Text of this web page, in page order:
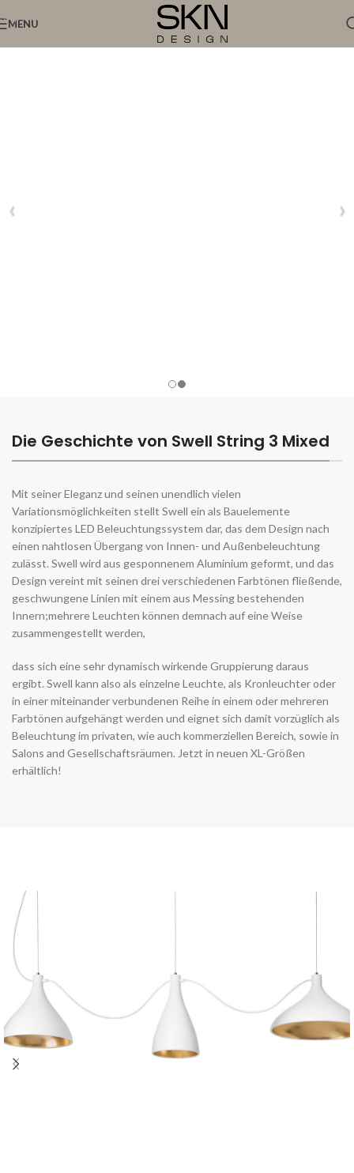
Skip to navigation
Skip to main content
MENU
Die Geschichte von Swell String 3 Mixed
Mit seiner Eleganz und seinen unendlich vielen
Variationsmöglichkeiten stellt Swell ein als Bauelemente
konzipiertes LED Beleuchtungssystem dar, das dem Design nach
einen nahtlosen Übergang von Innen- und Außenbeleuchtung
zulässt. Swell wird aus gesponnenem Aluminium geformt, und das
Design vereint mit seinen drei verschiedenen Farbtönen fließende,
geschwungene Linien mit einem aus Messing bestehenden
Innern;mehrere Leuchten können demnach auf eine Weise
zusammengestellt werden,
dass sich eine sehr dynamisch wirkende Gruppierung daraus
ergibt. Swell kann also als einzelne Leuchte, als Kronleuchter oder
in einer miteinander verbundenen Reihe in einem oder mehreren
Farbtönen aufgehängt werden und eignet sich damit vorzüglich als
Beleuchtung im privaten, wie auch kommerziellen Bereich, sowie in
Salons and Gesellschaftsräumen. Jetzt in neuen XL-Größen
erhältlich!